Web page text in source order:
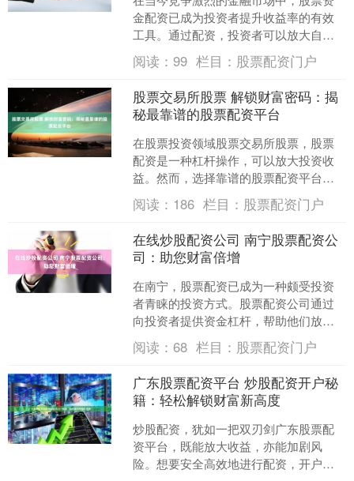
金配资已成为投资者提升收益率的有效
工具。通过配资，投资者可以放大自己
的资金，从而获得更高的投资回报。 1.
监管合规：确保门户....
阅读：99 栏目： 股票配资门户
股票交易所股票 解锁财富密码：揭
秘最靠谱的股票配资平台
在股票投资领域股票交易所股票，股票
配资是一种杠杆操作，可以放大投资收
益。然而，选择靠谱的股票配资平台至
关重要，以确保资金安全和收益稳定。 *
**放大收益：**....
阅读： 186 栏目： 股票配资门户
在线炒股配资公司 南宁股票配资公
司：助您财富倍增
在南宁，股票配资已成为一种颇受投资
者青睐的投资方式。股票配资公司通过
向投资者提供资金杠杆，帮助他们放大
投资收益，实现财富倍增。 在深圳，有
多家正规的配资公司，为....
阅读：68 栏目： 股票配资门户
广东股票配资平台 炒股配资开户秘
籍：轻松解锁财富新高度
炒股配资，犹如一把双刃剑广东股票配
资平台，既能放大收益，亦能加剧风
险。想要安全高效地进行配资，开户环